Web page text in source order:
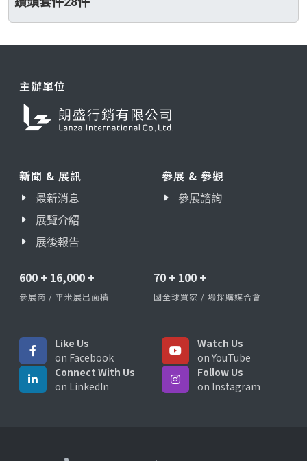
主辦單位
新聞 & 展訊
最新消息
展覽介紹
展後報告
參展 & 參觀
參展諮詢
600 + 16,000 +
參展商 / 平米展出面積
70 + 100 +
國全球買家 / 場採購媒合會
Like Us
on Facebook
Watch Us
on YouTube
Connect With Us
on LinkedIn
Follow Us
on Instagram